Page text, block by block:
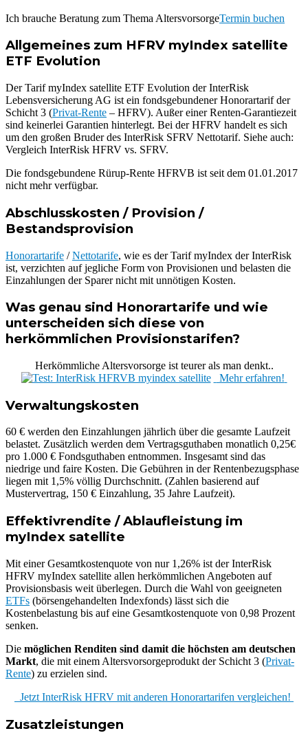
Ich brauche Beratung zum Thema AltersvorsorgeTermin buchen
Allgemeines zum HFRV myIndex satellite
ETF Evolution
Der Tarif myIndex satellite ETF Evolution der InterRisk
Lebensversicherung AG ist ein fondsgebundener Honorartarif der
Schicht 3 (Privat-Rente – HFRV). Außer einer Renten-Garantiezeit
sind keinerlei Garantien hinterlegt. Bei der HFRV handelt es sich
um den großen Bruder des InterRisk SFRV Nettotarif. Siehe auch:
Vergleich InterRisk HFRV vs. SFRV.
Die fondsgebundene Rürup-Rente HFRVB ist seit dem 01.01.2017
nicht mehr verfügbar.
Abschlusskosten / Provision /
Bestandsprovision
Honorartarife /Nettotarife, wie es der Tarif myIndex der InterRisk
ist, verzichten auf jegliche Form von Provisionen und belasten die
Einzahlungen der Sparer nicht mit unnötigen Kosten.
Was genau sind Honorartarife und wie
unterscheiden sich diese von
herkömmlichen Provisionstarifen?
Herkömmliche Altersvorsorge ist teurer als man denkt..
Mehr erfahren!
Verwaltungskosten
60 € werden den Einzahlungen jährlich über die gesamte Laufzeit
belastet. Zusätzlich werden dem Vertragsguthaben monatlich 0,25€
pro 1.000 € Fondsguthaben entnommen. Insgesamt sind das
niedrige und faire Kosten. Die Gebühren in der Rentenbezugsphase
liegen mit 1,5% völlig Durchschnitt. (Zahlen basierend auf
Mustervertrag, 150 € Einzahlung, 35 Jahre Laufzeit).
Effektivrendite / Ablaufleistung im
myIndex satellite
Mit einer Gesamtkostenquote von nur 1,26% ist der InterRisk
HFRV myIndex satellite allen herkömmlichen Angeboten auf
Provisionsbasis weit überlegen. Durch die Wahl von geeigneten
ETFs (börsengehandelten Indexfonds) lässt sich die
Kostenbelastung bis auf eine Gesamtkostenquote von 0,98 Prozent
senken.
Die möglichen Renditen sind damit die höchsten am deutschen
Markt, die mit einem Altersvorsorgeprodukt der Schicht 3 (Privat-
Rente) zu erzielen sind.
Jetzt InterRisk HFRV mit anderen Honorartarifen vergleichen!
Zusatzleistungen